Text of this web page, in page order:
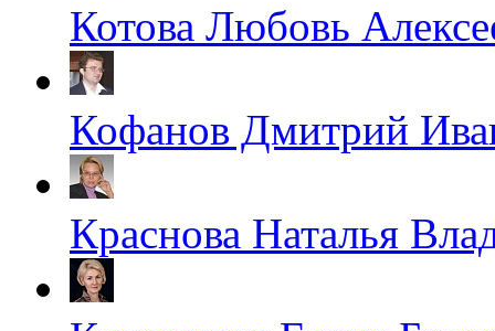
Котова Любовь
Кофанов Дмитрий
Краснова Наталья